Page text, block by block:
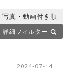
詳細フィルター
写真・動画付き順
2024-07-14